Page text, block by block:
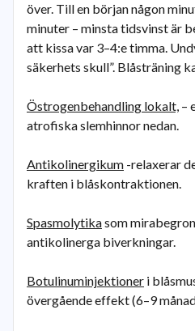
över. Till en början någon
minuter – minsta tidsvinst är
att kissa var 3–4:e timma.
säkerhets skull”. Blåsträning
Östrogenbehandling lokalt, –
atrofiska slemhinnor nedan.
Antikolinergikum -relaxerar
kraften i blåskontraktionen.
Spasmolytikasom
antikolinerga biverkningar.
Botulinuminjektioner i
övergående effekt (6–9